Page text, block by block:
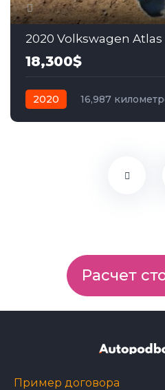
2020 Volkswagen Atlas
18,300$
2020 16,987
Расчет
Пример договора